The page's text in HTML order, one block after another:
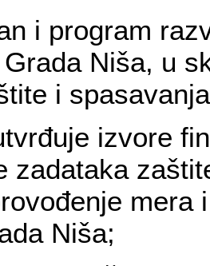
i program
Niša, u
i
izvore
zadataka
mera
Niša;